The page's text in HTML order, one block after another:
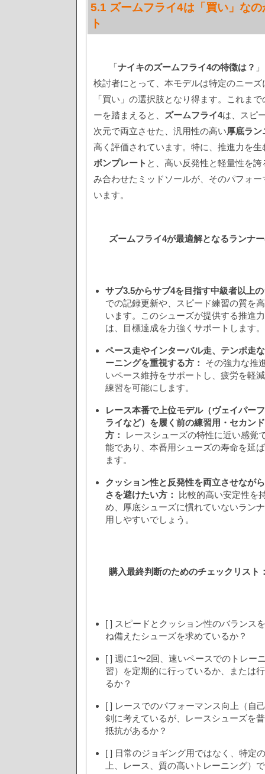
5.1 ズームフライ4は「買い」な
ト
「ナイキのズームフライ4の特徴は？
検討者にとって、本モデルは特定のニー
「買い」の選択肢となり得ます。これま
ーを踏まえると、
ズームフライ4は、スピ
次元で両立させた、汎用性の高い厚底ラン
高く評価されています。特に、推進力を
ボンプレート と、高い反発性と軽量性を誇
み合わせたミッドソールが、そのパフォ
います。
ズームフライ4が最適解となるランナ
サブ3.5からサブ4を目指す中級者以上
での記録更新や、スピード練習の質を
います。このシューズが提供する推進
は、目標達成を力強くサポートします。
ペース走やインターバル走、テンポ走
ーニングを重視する方：
その強力な推
いペース維持をサポートし、疲労を軽
練習を可能にします。
レース本番で上位モデル（ヴェイパー
ライなど）を履く前の練習用・セカン
方：
レースシューズの特性に近い感覚
能であり、本番用シューズの寿命を延
ます。
クッション性と反発性を両立させなが
さを避けたい方：
比較的高い安定性を
め、厚底シューズに慣れていないラン
用しやすいでしょう。
購入最終判断のためのチェックリスト
[ ] スピードとクッション性のバランス
ね備えたシューズを求めているか？
[ ] 週に1〜2回、速いペースでのトレー
習）を定期的に行っているか、または
るか？
[ ] レースでのパフォーマンス向上（自
剣に考えているが、レースシューズを
抵抗があるか？
[ ] 日常のジョギング用ではなく、特定
上、レース、質の高いトレーニング）